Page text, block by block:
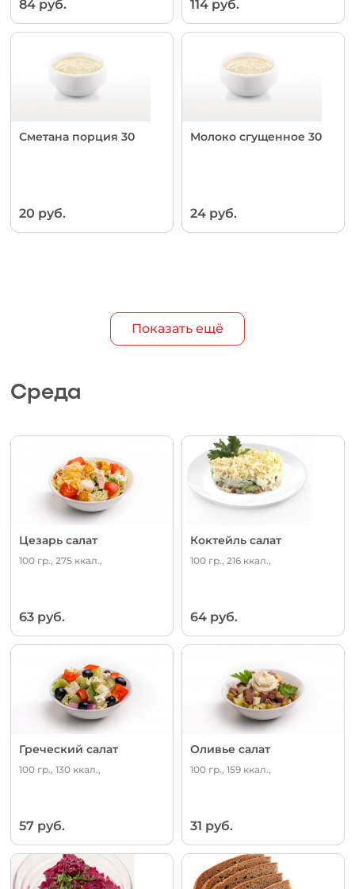
84 руб. 114 руб.
Сметана порция 30
20 руб.
Молоко сгущенное 30
24 руб.
Показать ещё
Среда
Цезарь салат
100 гр., 275 ккал.,
63 руб.
Коктейль салат
100 гр., 216 ккал.,
64 руб.
Греческий салат
100 гр., 130 ккал.,
57 руб.
Оливье салат
100 гр., 159 ккал.,
31 руб.